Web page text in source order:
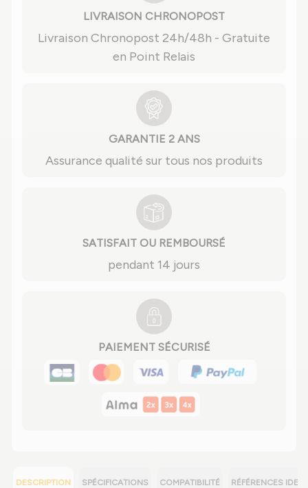
LIVRAISON CHRONOPOST
Livraison Chronopost 24h/48h - Gratuite
en Point Relais
GARANTIE 2 ANS
Assurance qualité sur tous nos produits
SATISFAIT OU REMBOURSÉ
pendant 14 jours
PAIEMENT SÉCURISÉ
DESCRIPTION SPÉCIFICATIONS COMPATIBILITÉ RÉFÉRENCES